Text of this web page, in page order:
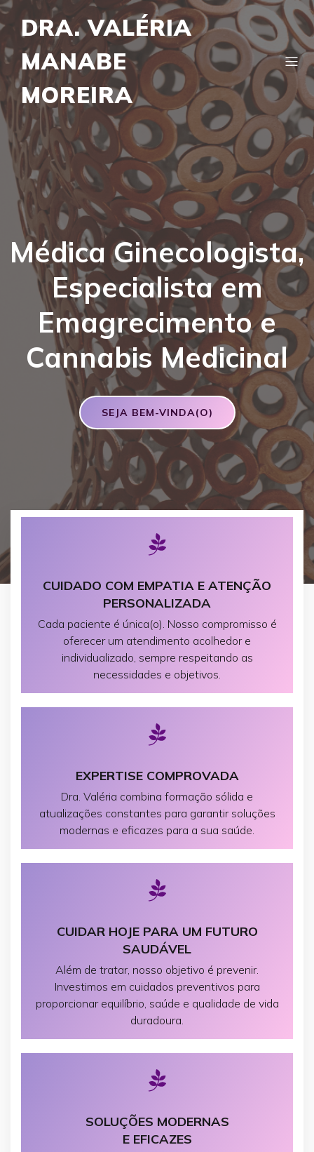
DRA. VALÉRIA
MANABE
MOREIRA
Médica Ginecologista,
Especialista em
Emagrecimento e
Cannabis Medicinal
SEJA BEM-VINDA(O)
CUIDADO COM EMPATIA E ATENÇÃO
PERSONALIZADA
Cada paciente é única(o). Nosso compromisso é
oferecer um atendimento acolhedor e
individualizado, sempre respeitando as
necessidades e objetivos.
EXPERTISE COMPROVADA
Dra. Valéria combina formação sólida e
atualizações constantes para garantir soluções
modernas e eficazes para a sua saúde.
CUIDAR HOJE PARA UM FUTURO
SAUDÁVEL
Além de tratar, nosso objetivo é prevenir.
Investimos em cuidados preventivos para
proporcionar equilíbrio, saúde e qualidade de vida
duradoura.
SOLUÇÕES MODERNAS
E EFICAZES